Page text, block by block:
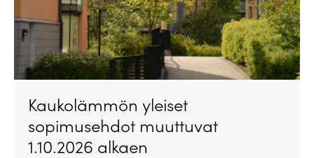
Kaukolämmön yleiset
sopimusehdot muuttuvat
1.10.2026 alkaen